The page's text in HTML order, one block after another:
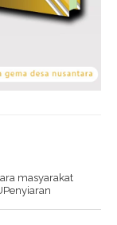
masyarakat